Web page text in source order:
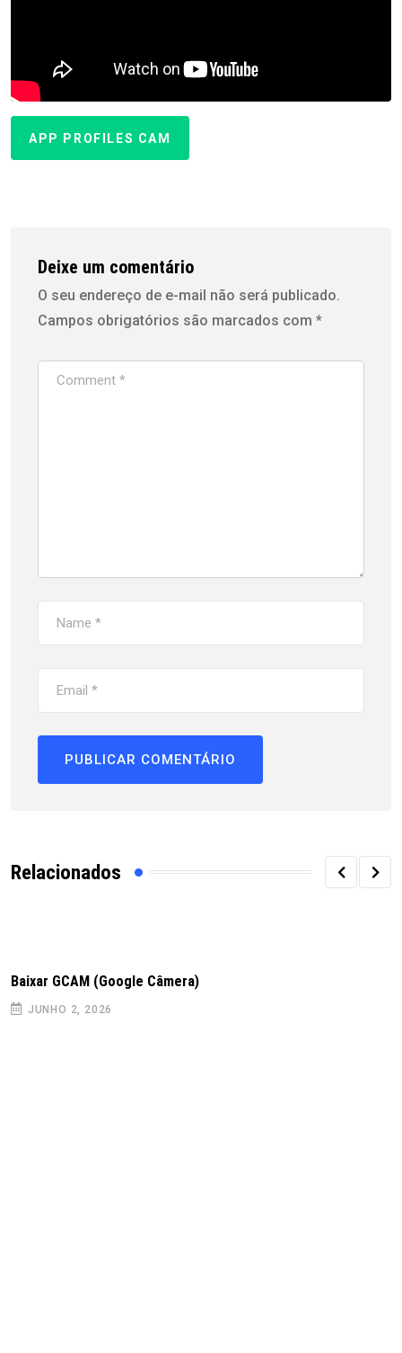
APP PROFILES CAM
Deixe um comentário
O seu endereço de e-mail não será publicado.
Campos obrigatórios são marcados com *
Relacionados
Baixar GCAM (Google Câmera)
JUNHO 2, 2026